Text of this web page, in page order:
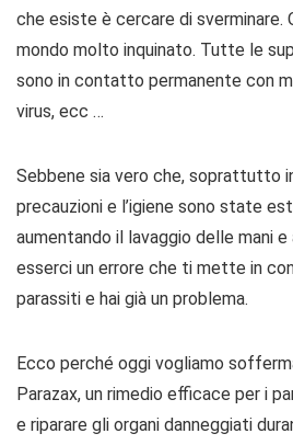
che esiste è cercare di sverminare.
mondo molto inquinato. Tutte le
sono in contatto permanente con
virus, ecc …
Sebbene sia vero che, soprattutto
precauzioni e l’igiene sono state
aumentando il lavaggio delle mani
esserci un errore che ti mette in
parassiti e hai già un problema.
Ecco perché oggi vogliamo
Parazax, un rimedio efficace per i
e riparare gli organi danneggiati